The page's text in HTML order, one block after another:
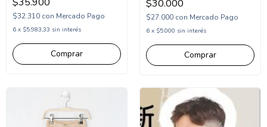
$32.310 con Mercado Pago
6 x $5.983,33 sin interés
Comprar
$30.000
$27.000 con Mercado Pago
6 x $5.000 sin interés
Comprar